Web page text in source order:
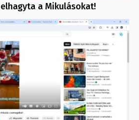
a Mikulásokat!